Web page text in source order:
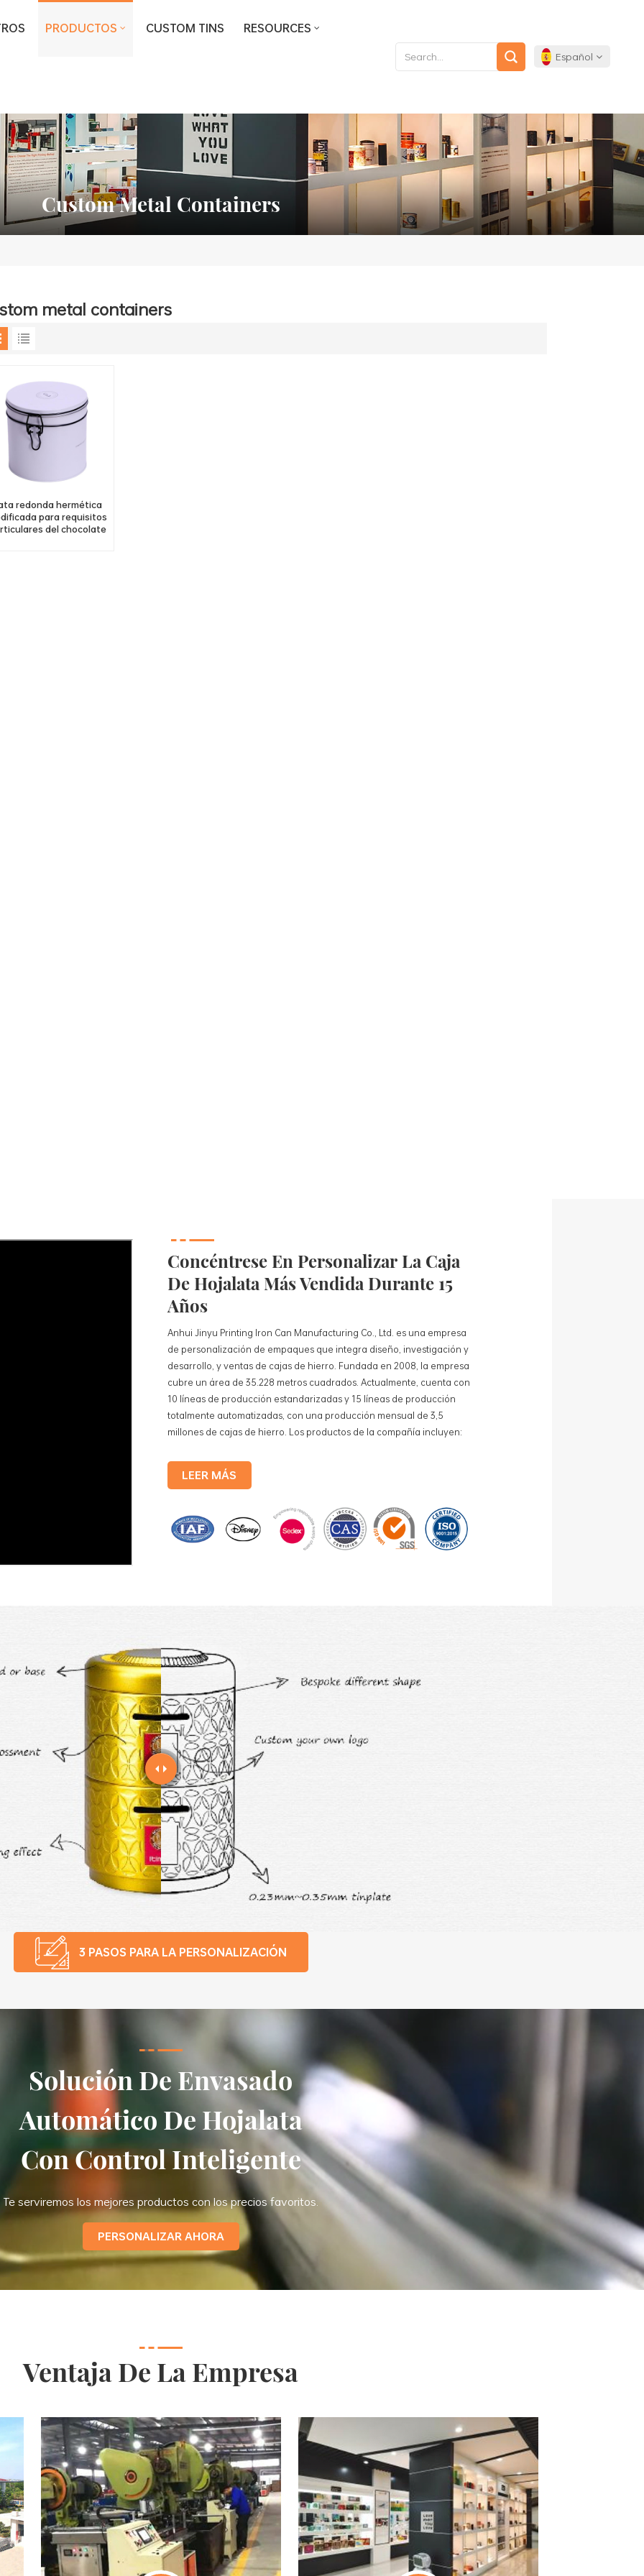
PRODUCTOS CUSTOM TINS RESOURCES
Español
Français
Deutsch
Español
Custom Metal Containers
metal containers
redonda hermética
para requisitos
del chocolate
Concéntrese En Personalizar La Caja
De Hojalata Más Vendida Durante 15
Años
Anhui Jinyu Printing Iron Can Manufacturing Co., Ltd. es una empresa
de personalización de empaques que integra diseño, investigación y
desarrollo, y ventas de cajas de hierro. Fundada en 2008, la empresa
cubre un área de 35.228 metros cuadrados. Actualmente, cuenta con
10 líneas de producción estandarizadas y 15 líneas de producción
totalmente automatizadas, con una producción mensual de 3,5
millones de cajas de hierro. Los productos de la compañía incluyen:
cosméticos, cajas de lata para regalos promocionales y bandejas de
hojalata, etc. Líneas de producción estandarizadas y 15 líneas de
LEER MÁS
3 PASOS PARA LA PERSONALIZACIÓN
Solución De Envasado
Automático De Hojalata
Con Control Inteligente
Te serviremos los mejores productos con los precios favoritos.
PERSONALIZAR AHORA
Ventaja De La Empresa